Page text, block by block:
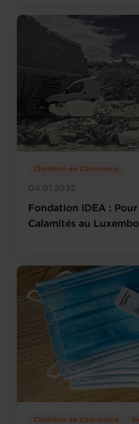
04.01.2022
Chambre de Commerce
Fondation IDEA :
Calamités au
Chambre de Commerce